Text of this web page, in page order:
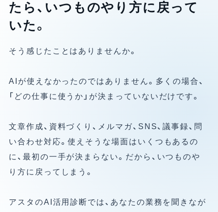
たら、いつものやり方に戻って
いた。
そう感じたことはありませんか。
AIが使えなかったのではありません。多くの場合、
「どの仕事に使うか」が決まっていないだけです。
文章作成、資料づくり、メルマガ、SNS、議事録、問
い合わせ対応。使えそうな場面はいくつもあるの
に、最初の一手が決まらない。だから、いつものや
り方に戻ってしまう。
アスタのAI活用診断では、あなたの業務を聞きなが